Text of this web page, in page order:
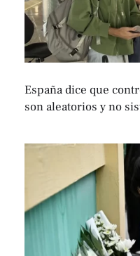
España dice que
son aleatorios y no